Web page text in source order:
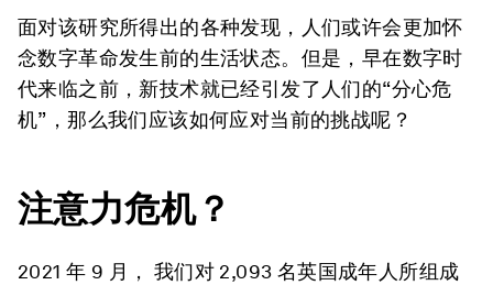
面对该研究所得出的各种发现，人们或许会更加怀
念数字革命发生前的生活状态。但是，早在数字时
代来临之前，新技术就已经引发了人们的“分心危
机”，那么我们应该如何应对当前的挑战呢？
注意力危机？
2021 年 9 月， 我们对 2,093 名英国成年人所组成